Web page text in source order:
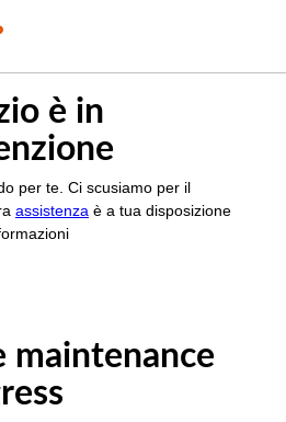
è in
per te. Ci scusiamo per il
assistenza è a tua disposizione
maintenance